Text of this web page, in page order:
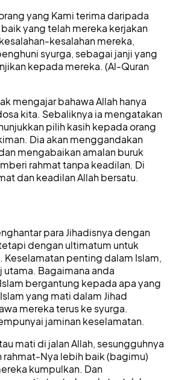
yang Kami terima daripada
yang telah mereka kerjakan
kesalahan mereka,
syurga, sebagai janji yang
kepada mereka. (Al-Quran
mengajar bahawa Allah hanya
kita. Sebaliknya ia mengatakan
pilih kasih kepada orang
Dia akan menggandakan
mengabaikan amalan buruk
rahmat tanpa keadilan. Di
dan keadilan Allah bersatu.
para Jihadisnya dengan
dengan ultimatum untuk
Keselamatan penting dalam Islam,
Bagaimana anda
bergantung kepada apa yang
yang mati dalam Jihad
mereka terus ke syurga.
jaminan keselamatan.
mati di jalan Allah, sesungguhnya
rahmat-Nya lebih baik (bagimu)
kumpulkan. Dan